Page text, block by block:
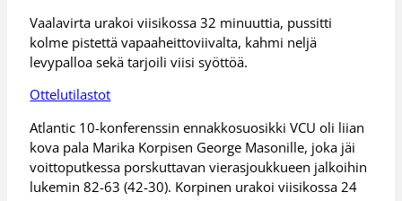
Vaalavirta urakoi viisikossa 32 minuuttia, pussitti
kolme pistettä vapaaheittoviivalta, kahmi neljä
levypalloa sekä tarjoili viisi syöttöä.
Ottelutilastot
Atlantic 10-konferenssin ennakkosuosikki VCU oli liian
kova pala Marika Korpisen George Masonille, joka jäi
voittoputkessa porskuttavan vierasjoukkueen jalkoihin
lukemin 82-63 (42-30). Korpinen urakoi viisikossa 24